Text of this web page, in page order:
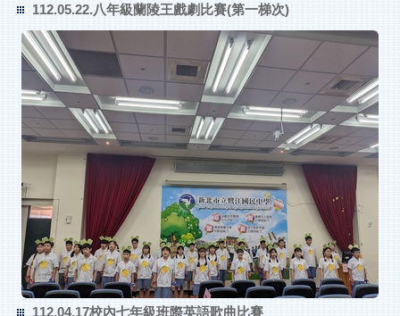
112.05.22.八年級蘭陵王戲劇比賽(第一梯次)
112.04.17校內七年級班際英語歌曲比賽